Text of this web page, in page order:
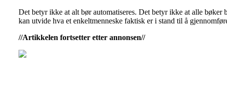
Det betyr ikke at alt bør automatiseres. Det betyr ikke at alle
kan utvide hva et enkeltmenneske faktisk er i stand til å
//Artikkelen fortsetter etter annonsen//